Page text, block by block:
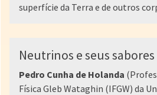
superfície da Terra e de outros
Neutrinos e seus sabores
Pedro Cunha de Holanda
Física Gleb Wataghin (IFGW) da